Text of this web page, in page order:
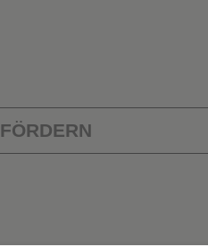
FÖRDERN